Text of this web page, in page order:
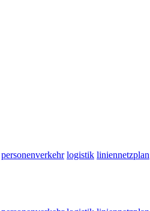
personenverkehr logistik liniennetzplan